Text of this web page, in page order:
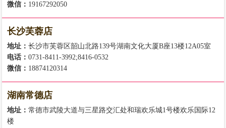
微信： 19167292050
长沙芙蓉店
地址：长沙市芙蓉区韶山北路139号湖南文化大厦B座13楼12A05室
电话：0731-8411-3992;8416-0532
微信： 18874120314
湖南常德店
地址：常德市武陵大道与三星路交汇处和瑞欢乐城1号楼欢乐国际12
楼